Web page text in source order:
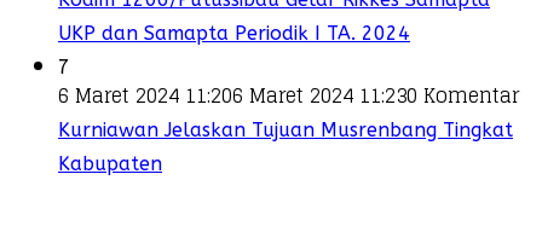
UKP dan Samapta Periodik I TA. 2024
7
6 Maret 2024 11:206 Maret 2024 11:230 Komentar
Kurniawan Jelaskan Tujuan Musrenbang Tingkat
Kabupaten